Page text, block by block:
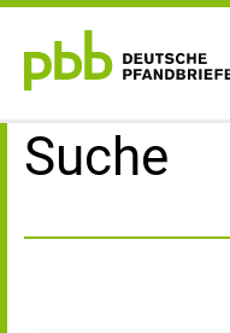
Suchergebnisse
Suche